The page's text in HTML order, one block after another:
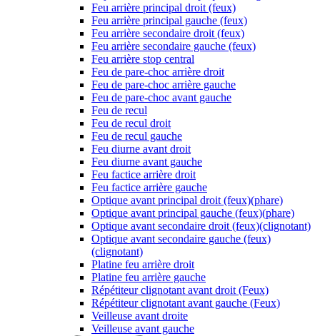
Feu arrière principal droit (feux)
Feu arrière principal gauche (feux)
Feu arrière secondaire droit (feux)
Feu arrière secondaire gauche (feux)
Feu arrière stop central
Feu de pare-choc arrière droit
Feu de pare-choc arrière gauche
Feu de pare-choc avant gauche
Feu de recul
Feu de recul droit
Feu de recul gauche
Feu diurne avant droit
Feu diurne avant gauche
Feu factice arrière droit
Feu factice arrière gauche
Optique avant principal droit (feux)(phare)
Optique avant principal gauche (feux)(phare)
Optique avant secondaire droit (feux)(clignotant)
Optique avant secondaire gauche (feux)
(clignotant)
Platine feu arrière droit
Platine feu arrière gauche
Répétiteur clignotant avant droit (Feux)
Répétiteur clignotant avant gauche (Feux)
Veilleuse avant droite
Veilleuse avant gauche